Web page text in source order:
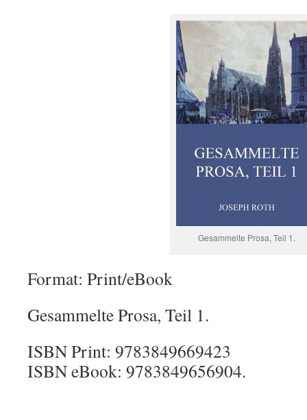
Gesammelte Prosa, Teil 1.
Format: Print/eBook
Gesammelte Prosa, Teil 1.
ISBN Print: 9783849669423
ISBN eBook: 9783849656904.